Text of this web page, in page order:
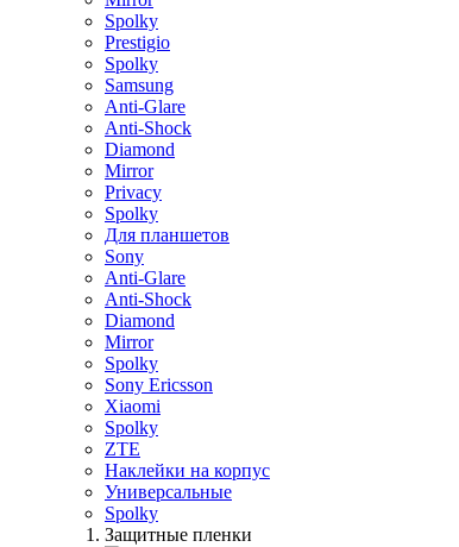
Spolky
Prestigio
Spolky
Samsung
Anti-Glare
Anti-Shock
Diamond
Mirror
Privacy
Spolky
Для планшетов
Sony
Anti-Glare
Anti-Shock
Diamond
Mirror
Spolky
Sony Ericsson
Xiaomi
Spolky
ZTE
Наклейки на корпус
Универсальные
Spolky
Защитные пленки